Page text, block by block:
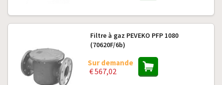
Filtre à gaz PEVEKO PFP 1080
(70620F/6b)
Sur demande
€ 567,02